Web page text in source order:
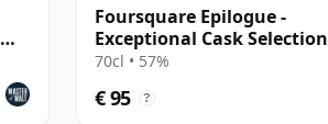
Foursquare Epilogue -
Exceptional Cask Selection
Mark XXXI Dark Rum
70cl • 57%
€ 95 ?